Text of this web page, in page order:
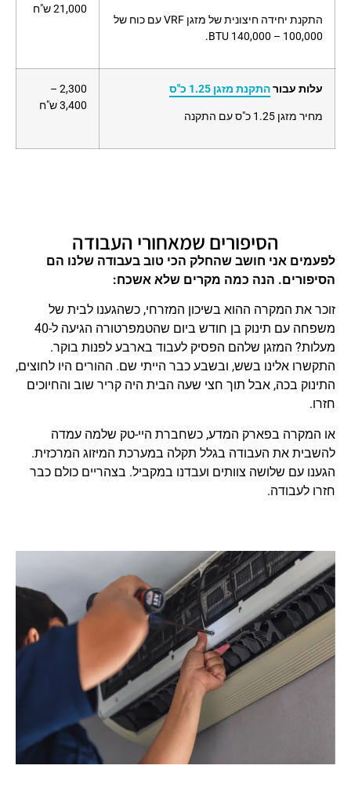
התקנת יחידה חיצונית של מזגן VRF עם כוח של
100,000 – 140,000 BTU.
21,000 ש"ח
עלות עבורהתקנת מזגן 1.25 כ"ס
מחיר מזגן 1.25 כ"ס עם התקנה
2,300 –
3,400 ש"ח
הסיפורים שמאחורי העבודה
לפעמים אני חושב שהחלק הכי טוב בעבודה שלנו הם
הסיפורים. הנה כמה מקרים שלא אשכח:
זוכר את המקרה ההוא בשיכון המזרחי, כשהגענו לבית של
משפחה עם תינוק בן חודש ביום שהטמפרטורה הגיעה ל-40
מעלות? המזגן שלהם הפסיק לעבוד בארבע לפנות בוקר.
התקשרו אלינו בשש, ובשבע כבר הייתי שם. ההורים היו לחוצים,
התינוק בכה, אבל תוך חצי שעה הבית היה קריר שוב והחיוכים
חזרו.
או המקרה בפארק המדע, כשחברת היי-טק שלמה עמדה
להשבית את העבודה בגלל תקלה במערכת המיזוג המרכזית.
הגענו עם שלושה צוותים ועבדנו במקביל. בצהריים כולם כבר
חזרו לעבודה.